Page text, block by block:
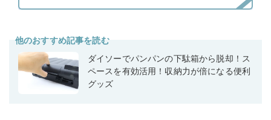
他のおすすめ記事を読む
ダイソーでパンパンの下駄箱から脱却！ス
ペースを有効活用！収納力が倍になる便利
グッズ